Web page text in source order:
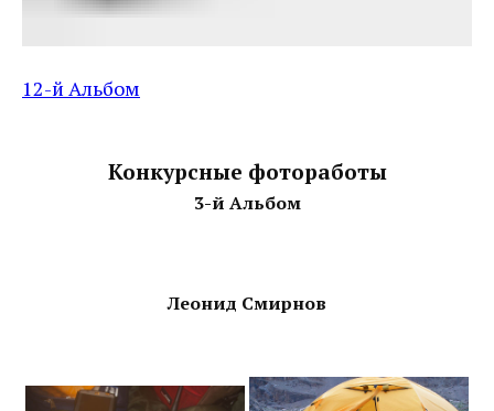
12-й Альбом
Конкурсные фотоработы
3-й Альбом
Леонид Смирнов